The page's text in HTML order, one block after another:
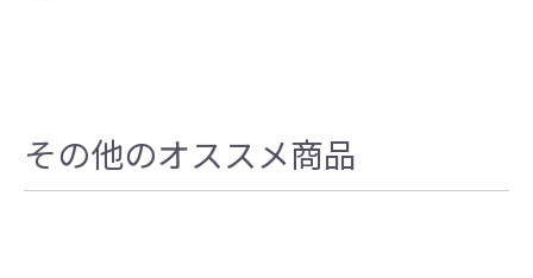
その他のオススメ商品